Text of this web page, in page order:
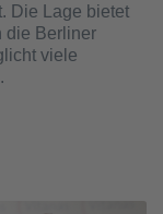
Die Lage bietet
die Berliner
viele